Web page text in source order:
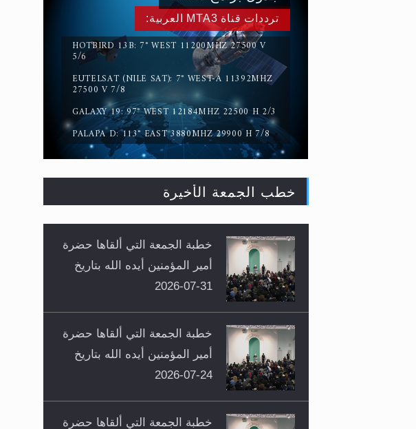
القرآن قاضٍ وحكمٌ على السنة
ومهيمنٌ عليها.. ليس العكس
ترددات قناة MTA3 العربية:
HOTBIRD 13B: 7° WEST 11200MHZ 27500 V
5/6
EUTELSAT (NILE SAT): 7° WEST-A 11392MHZ
27500 V 7/8
GALAXY 19: 97° WEST 12184MHZ 22500 H 2/3
PALAPA D: 113° EAST 3880MHZ 29900 H 7/8
خطب الجمعة الأخيرة
خطبة الجمعة التي ألقاها حضرة
أمير المؤمنين أيده الله بتاريخ
31-07-2026
خطبة الجمعة التي ألقاها حضرة
أمير المؤمنين أيده الله بتاريخ
24-07-2026
خطبة الجمعة التي ألقاها حضرة